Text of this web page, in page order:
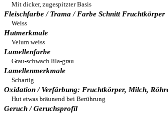
Mit dicker, zugespitzter Basis
Fleischfarbe / Trama / Farbe Schnitt Fruchtkörper
Weiss
Hutmerkmale
Velum weiss
Lamellenfarbe
Grau-schwach lila-grau
Lamellenmerkmale
Schartig
Oxidation / Verfärbung: Fruchtkörper, Milch,
Hut etwas bräunend bei Berührung
Geruch / Geruchsprofil